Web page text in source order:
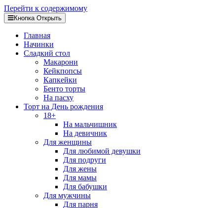
Перейти к содержимому
Кнопка Открыть
Главная
Начинки
Сладкий стол
Макарони
Кейкпопсы
Капкейки
Бенто торты
На пасху
Торт на День рождения
18+
На мальчишник
На девичник
Для женщины
Для любимой девушки
Для подруги
Для жены
Для мамы
Для бабушки
Для мужчины
Для парня